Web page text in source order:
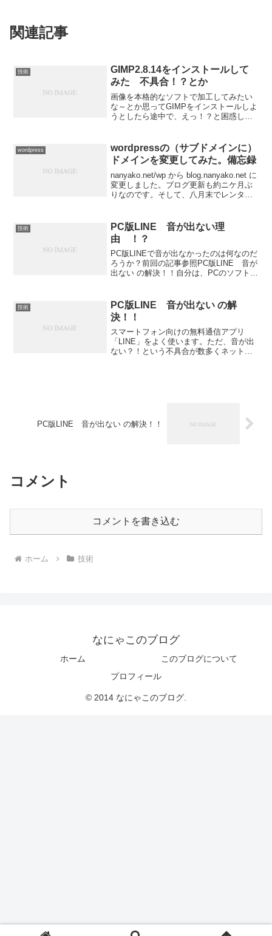
関連記事
技術
GIMP2.8.14をインストールして
みた 不具合！？とか
画像を本格的なソフトで加工してみたい
な～とか思ってGIMPをインストールしよ
うとしたら途中で、えっ！？と困惑した
wordpress
wordpressの（サブドメインに）
ドメインを変更してみた。備忘録
nanyako.net/wp から blog.nanyako.net に
変更しました。ブログ更新も約ニケ月ぶ
りなのです。そして、八月末でレンタル
技術
PC版LINE 音が出ない理
由 ！？
PC版LINEで音が出なかったのは何なのだ
ろうか？前回の記事参照PC版LINE 音が
出ない の解決！！自分は、PCのソフト作
が、良かったら見ていってください
LINE（公...
技術
PC版LINE 音が出ない の解
決！！
スマートフォン向けの無料通信アプリ
「LINE」をよく使います。ただ、音が出
ない？！という不具合が数多くネット上
PC版LINE 音が出ない の解決！！
コメント
コメントを書き込む
ホーム 技術
なにゃこのブログ
ホーム
このブログについて
プロフィール
© 2014 なにゃこのブログ.